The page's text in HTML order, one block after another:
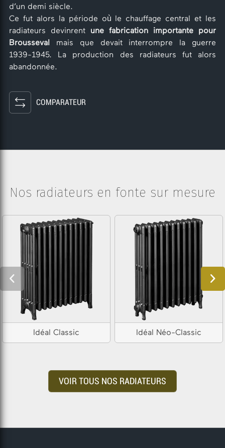
d’un demi siècle.
Ce fut alors la période où le chauffage central et les
radiateurs devinrent une fabrication importante pour
Brousseval mais que devait interrompre la guerre
1939-1945. La production des radiateurs fut alors
abandonnée.
COMPARATEUR
Nos radiateurs en fonte sur mesure
Idéal Classic Idéal Néo-Classic
VOIR TOUS NOS RADIATEURS